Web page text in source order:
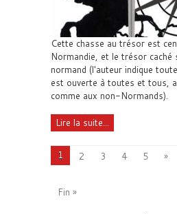
Cette chasse au trésor est
Normandie, et le trésor caché
normand (l'auteur indique
est ouverte à toutes et tous,
comme aux non-Normands).
Lire la suite...
1 2 3 4 5 »
Fin »